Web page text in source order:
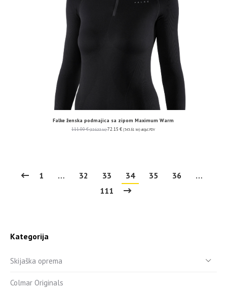
Falke ženska podmajica sa zipom Maximum Warm
111.00€ (836.33 kn) 72.15 € (543.61 kn) uključ. PDV
1 … 32 33 34 35 36
…
111
Kategorija
Skijaška oprema
Colmar Originals